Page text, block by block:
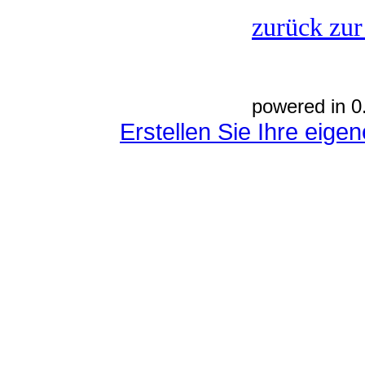
zurück
powered in
Erstellen Sie Ihre